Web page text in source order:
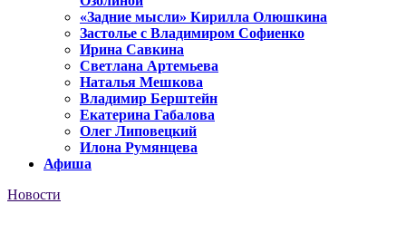
«Задние мысли» Кирилла Олюшкина
Застолье с Владимиром Софиенко
Ирина Савкина
Светлана Артемьева
Наталья Мешкова
Владимир Берштейн
Екатерина Габалова
Олег Липовецкий
Илона Румянцева
Афиша
Новости